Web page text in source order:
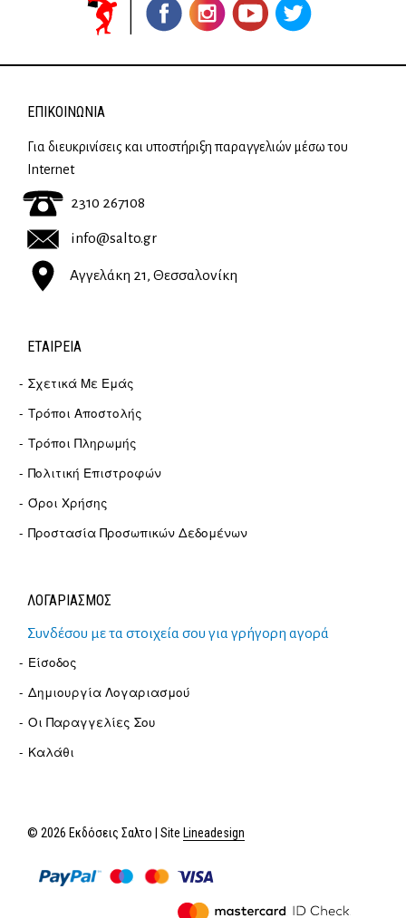
ΕΠΙΚΟΙΝΩΝΊΑ
Για διευκρινίσεις και υποστήριξη παραγγελιών μέσω του
Internet
2310 267108
info@salto.gr
Αγγελάκη 21, Θεσσαλονίκη
ΕΤΑΙΡΕΊΑ
Σχετικά Με Εμάς
Τρόποι Αποστολής
Τρόποι Πληρωμής
Πολιτική Επιστροφών
Όροι Χρήσης
Προστασία Προσωπικών Δεδομένων
ΛΟΓΑΡΙΑΣΜΟΣ
Συνδέσου με τα στοιχεία σου για γρήγορη αγορά
Είσοδος
Δημιουργία Λογαριασμού
Οι Παραγγελίες Σου
Καλάθι
© 2026 Εκδόσεις Σαλτο | Site Lineadesign